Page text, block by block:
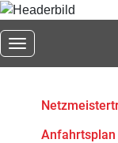
Toggle
Anfahrtsplan